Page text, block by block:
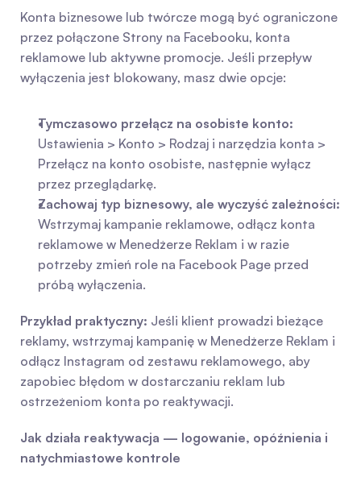
Konta biznesowe lub twórcze mogą być ograniczone
przez połączone Strony na Facebooku, konta
reklamowe lub aktywne promocje. Jeśli przepływ
wyłączenia jest blokowany, masz dwie opcje:
Tymczasowo przełącz na osobiste konto:
Ustawienia > Konto > Rodzaj i narzędzia konta >
Przełącz na konto osobiste, następnie wyłącz
przez przeglądarkę.
Zachowaj typ biznesowy, ale wyczyść zależności:
Wstrzymaj kampanie reklamowe, odłącz konta
reklamowe w Menedżerze Reklam i w razie
potrzeby zmień role na Facebook Page przed
próbą wyłączenia.
Przykład praktyczny: Jeśli klient prowadzi bieżące
reklamy, wstrzymaj kampanię w Menedżerze Reklam i
odłącz Instagram od zestawu reklamowego, aby
zapobiec błędom w dostarczaniu reklam lub
ostrzeżeniom konta po reaktywacji.
Jak działa reaktywacja — logowanie, opóźnienia i
natychmiastowe kontrole